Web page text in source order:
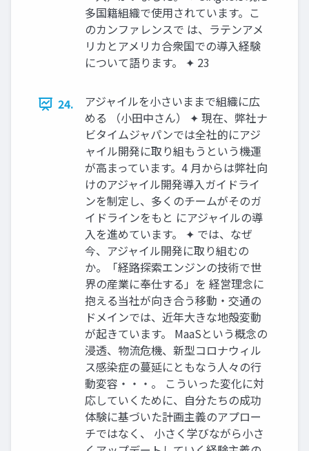
多国籍組織で使用されています。こ
のカンファレンスで は、ラテンアメ
リカとアメリカ合衆国での導入経験
について語ります。 ✦ 23
24.
アジャイルを小さいままで組織に広
める （小田中さん） ✦ 現在、弊社ナ
ビタイムジャパンでは全社的にアジ
ャイル開発に取り組もうという機運
が高まっています。4 月からは弊社向
けのアジャイル開発導入ガイドライ
ンを制定し、多くのチームがそのガ
イドラインをもと にアジャイルの導
入を進めています。 ✦ では、なぜ
今、アジャイル開発に取り組むの
か。「経路探索エンジンの技術で世
界の産業に奉仕する」を 経営理念に
抱える当社が向き合う移動・交通の
ドメインでは、近年大きな地殻変動
が起きています。 MaaSという概念の
浸透、物流危機、新型コロナウィル
ス感染症の蔓延にともなう人々の行
動変容・・・。 こういった変化に対
応していくために、自分たちの成功
体験に基づいた計画主義のアプロー
チではなく、 小さく学びながら小さ